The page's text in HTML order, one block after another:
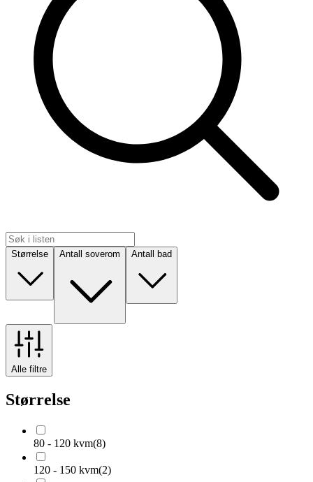
Størrelse Antall soverom Antall bad
Alle filtre
Størrelse
80 - 120 kvm(8)
120 - 150 kvm(2)